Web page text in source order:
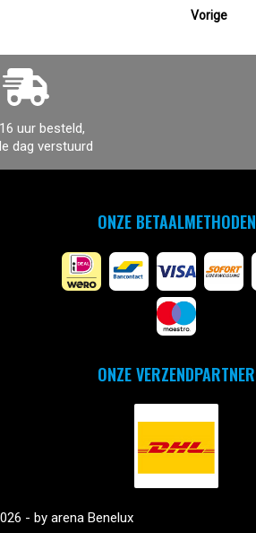
Vorige
uur besteld,
dag verstuurd
ONZE BETAALMETHODEN
ONZE VERZENDPARTNER
- by arena Benelux